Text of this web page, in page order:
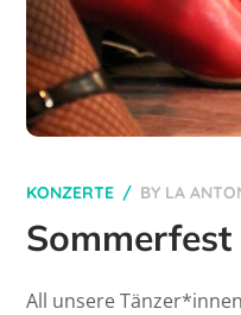
KONZERTE BY LA
All unsere